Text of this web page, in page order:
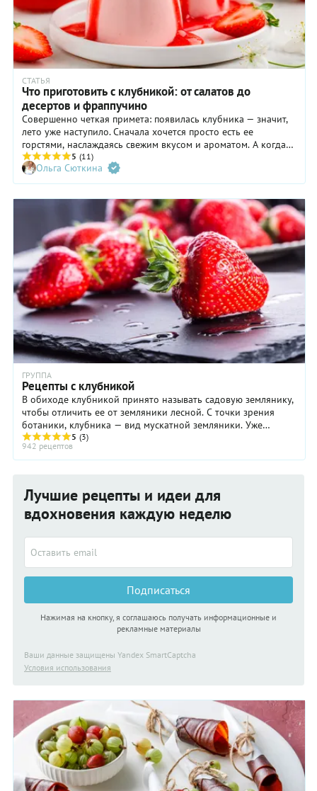
СТАТЬЯ
Что приготовить с клубникой: от салатов до
десертов и фраппучино
Совершенно четкая примета: появилась клубника — значит,
лето уже наступило. Сначала хочется просто есть ее
горстями, наслаждаясь свежим вкусом и ароматом. А когда
первая жажда утолена, приходит время для разнообразия:
клубника со сливками, клубника со сметаной. Или с чем-
нибудь еще? Лучшие идеи в нашей статье.
5 (11)
Ольга Сюткина
ГРУППА
Рецепты с клубникой
В обиходе клубникой принято называть садовую землянику,
чтобы отличить ее от земляники лесной. С точки зрения
ботаники, клубника — вид мускатной земляники. Уже
запутались? Не будем вдаваться в научные подробности.
Главное, что клубника — бесспорный лидер в хит-параде
летних ягод и всеобщая любимица!
5 (3)
942 рецептов
Лучшие рецепты и идеи для
вдохновения каждую неделю
Подписаться
Нажимая на кнопку, я соглашаюсь получать информационные и
рекламные материалы
Ваши данные защищены Yandex SmartCaptcha
Условия использования